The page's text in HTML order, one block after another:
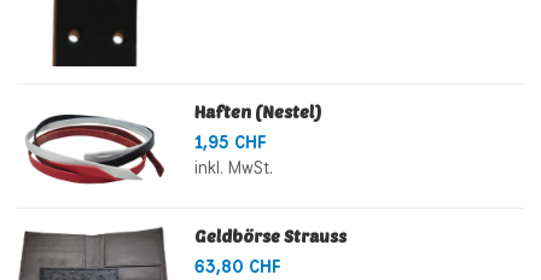
Haften (Nestel)
1,95 CHF
inkl. MwSt.
Geldbörse Strauss
63,80 CHF